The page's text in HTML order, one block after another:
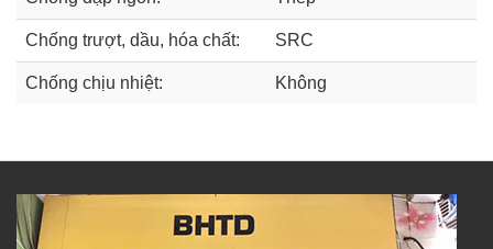
Chống trượt, dầu, hóa chất: SRC
Chống chịu nhiệt: Không